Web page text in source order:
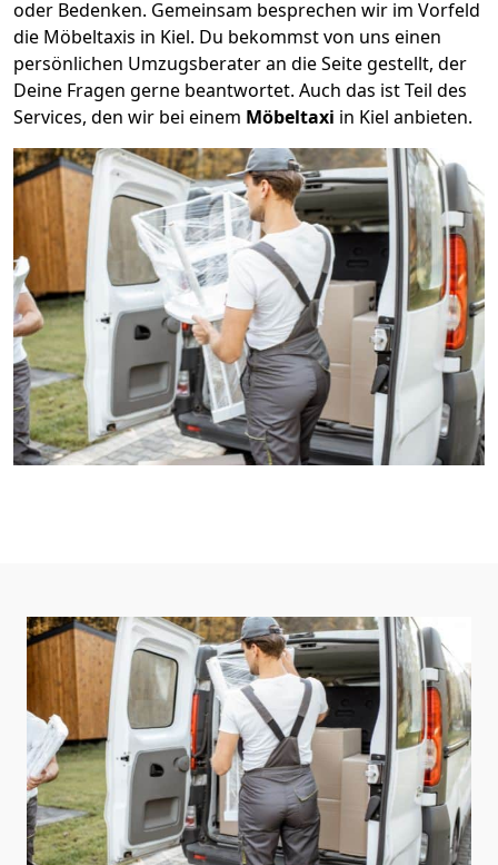
oder Bedenken. Gemeinsam besprechen wir im Vorfeld
die Möbeltaxis in Kiel. Du bekommst von uns einen
persönlichen Umzugsberater an die Seite gestellt, der
Deine Fragen gerne beantwortet. Auch das ist Teil des
Services, den wir bei einem Möbeltaxi in Kiel anbieten.